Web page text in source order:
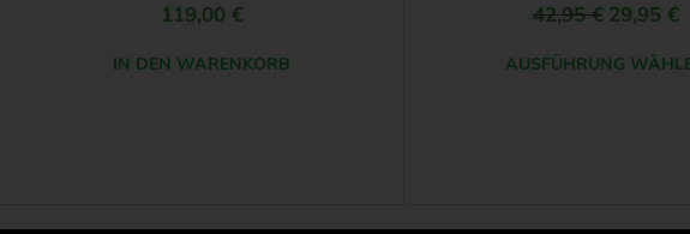
119,00 €
IN DEN WARENKORB
42,95€ 29,95 €
AUSFÜHRUNG